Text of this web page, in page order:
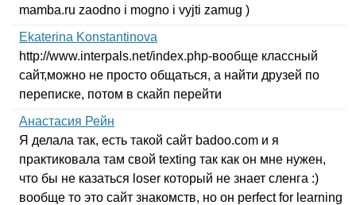
mamba.ru zaodno i mogno i vyjti zamug )
Ekaterina Konstantinova
http://www.interpals.net/index.php-вообще классный
сайт,можно не просто общаться, а найти друзей по
переписке, потом в скайп перейти
Анастасия Рейн
Я делала так, есть такой сайт badoo.com и я
практиковала там свой texting так как он мне нужен,
что бы не казаться loser который не знает сленга :)
вообще то это сайт знакомств, но он perfect for learning